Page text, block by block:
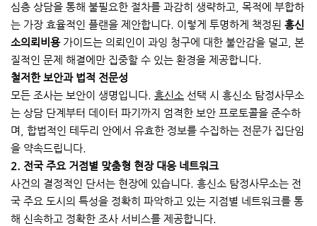
심층 상담을 통해 불필요한 절차를 과감히 생략하고, 목적에 부합하
는 가장 효율적인 플랜을 제안합니다. 이렇게 투명하게 책정된 흥신
소의뢰비용가이드는 의뢰인이 과잉 청구에 대한 불안감을 덜고, 본
질적인 문제 해결에만 집중할 수 있는 환경을 제공합니다.
철저한 보안과 법적 전문성
모든 조사는 보안이 생명입니다. 흥신소 선택 시 흥신소 탐정사무소
는 상담 단계부터 데이터 파기까지 엄격한 보안 프로토콜을 준수하
며, 합법적인 테두리 안에서 유효한 정보를 수집하는 전문가 집단임
을 약속드립니다.
2. 전국 주요 거점별 맞춤형 현장 대응 네트워크
사건의 결정적인 단서는 현장에 있습니다. 흥신소 탐정사무소는 전
국 주요 도시의 특성을 정확히 파악하고 있는 지점별 네트워크를 통
해 신속하고 정확한 조사 서비스를 제공합니다.